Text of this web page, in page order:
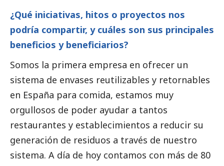
¿Qué iniciativas, hitos o proyectos nos
podría compartir, y cuáles son sus principales
beneficios y beneficiarios?
Somos la primera empresa en ofrecer un
sistema de envases reutilizables y retornables
en España para comida, estamos muy
orgullosos de poder ayudar a tantos
restaurantes y establecimientos a reducir su
generación de residuos a través de nuestro
sistema. A día de hoy contamos con más de 80